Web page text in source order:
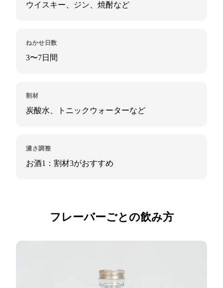
ウイスキー、ジン、焼酎など
ねかせ日数
3〜7日間
割材
炭酸水、トニックウォーターなど
濃さ調整
お酒1：割材3がおすすめ
フレーバーごとの飲み方